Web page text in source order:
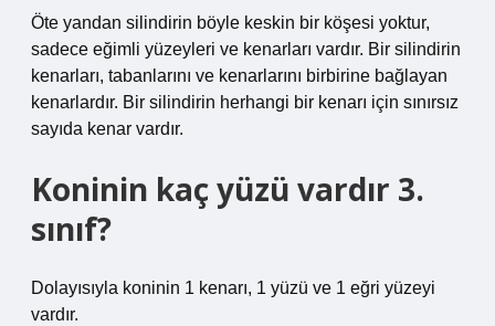
Öte yandan silindirin böyle keskin bir köşesi yoktur,
sadece eğimli yüzeyleri ve kenarları vardır. Bir silindirin
kenarları, tabanlarını ve kenarlarını birbirine bağlayan
kenarlardır. Bir silindirin herhangi bir kenarı için sınırsız
sayıda kenar vardır.
Koninin kaç yüzü vardır 3.
sınıf?
Dolayısıyla koninin 1 kenarı, 1 yüzü ve 1 eğri yüzeyi
vardır.